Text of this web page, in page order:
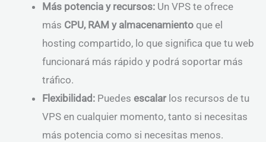
Más potencia y recursos: Un VPS te ofrece
más CPU, RAM y almacenamiento que el
hosting compartido, lo que significa que tu web
funcionará más rápido y podrá soportar más
tráfico.
Flexibilidad: Puedes escalarlos recursos de tu
VPS en cualquier momento, tanto si necesitas
más potencia como si necesitas menos.